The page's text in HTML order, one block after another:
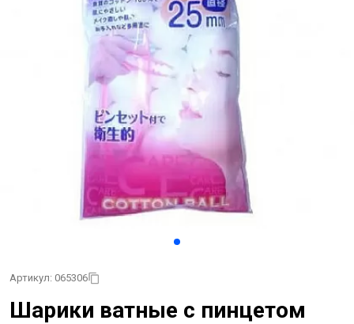
Артикул: 065306
Шарики ватные с пинцетом